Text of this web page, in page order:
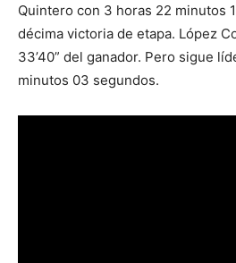
Quintero con 3 horas 22 minutos
décima victoria de etapa. López
33’40” del ganador. Pero sigue
minutos 03 segundos.